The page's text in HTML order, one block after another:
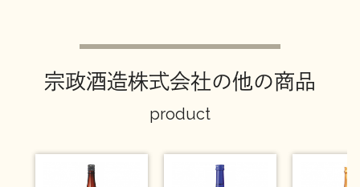
宗政酒造株式会社の他の商品
product